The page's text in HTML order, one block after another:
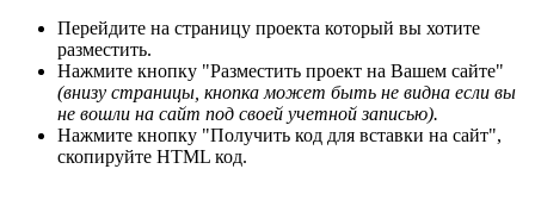
Перейдите на страницу проекта который вы хотите
разместить.
Нажмите кнопку "Разместить проект на Вашем сайте"
(внизу страницы, кнопка может быть не видна если вы
не вошли на сайт под своей учетной записью).
Нажмите кнопку "Получить код для вставки на сайт",
скопируйте HTML код.